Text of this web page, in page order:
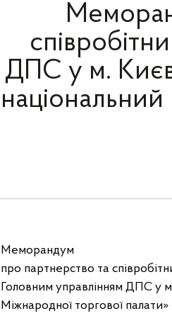
ДПС у м.
національний
Меморандум
про партнерство та
Головним управлінням ДПС у
Міжнародної торгової палати»